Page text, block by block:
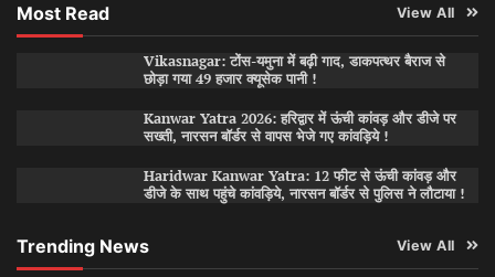
Most Read View All
Vikasnagar: टोंस-यमुना में बढ़ी गाद, डाकपत्थर बैराज से
छोड़ा गया 49 हजार क्यूसेक पानी !
Kanwar Yatra 2026: हरिद्वार में ऊंची कांवड़ और डीजे पर
सख्ती, नारसन बॉर्डर से वापस भेजे गए कांवड़िये !
Haridwar Kanwar Yatra: 12 फीट से ऊंची कांवड़ और
डीजे के साथ पहुंचे कांवड़िये, नारसन बॉर्डर से पुलिस ने लौटाया !
Trending News View All